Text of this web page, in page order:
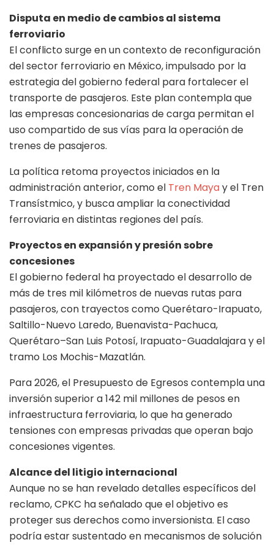
Disputa en medio de cambios al sistema
ferroviario
El conflicto surge en un contexto de reconfiguración
del sector ferroviario en México, impulsado por la
estrategia del gobierno federal para fortalecer el
transporte de pasajeros. Este plan contempla que
las empresas concesionarias de carga permitan el
uso compartido de sus vías para la operación de
trenes de pasajeros.
La política retoma proyectos iniciados en la
administración anterior, como el Tren Mayay el Tren
Transístmico, y busca ampliar la conectividad
ferroviaria en distintas regiones del país.
Proyectos en expansión y presión sobre
concesiones
El gobierno federal ha proyectado el desarrollo de
más de tres mil kilómetros de nuevas rutas para
pasajeros, con trayectos como Querétaro-Irapuato,
Saltillo-Nuevo Laredo, Buenavista-Pachuca,
Querétaro–San Luis Potosí, Irapuato-Guadalajara y el
tramo Los Mochis-Mazatlán.
Para 2026, el Presupuesto de Egresos contempla una
inversión superior a 142 mil millones de pesos en
infraestructura ferroviaria, lo que ha generado
tensiones con empresas privadas que operan bajo
concesiones vigentes.
Alcance del litigio internacional
Aunque no se han revelado detalles específicos del
reclamo, CPKC ha señalado que el objetivo es
proteger sus derechos como inversionista. El caso
podría estar sustentado en mecanismos de solución